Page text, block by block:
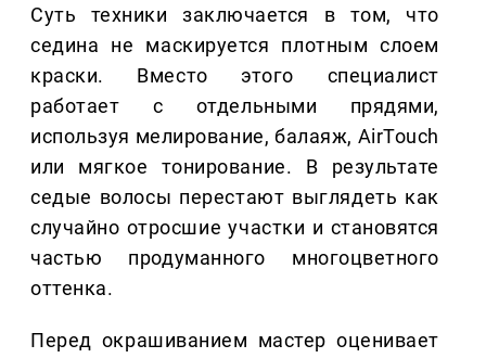
Суть техники заключается в том, что
седина не маскируется плотным слоем
краски. Вместо этого специалист
работает с отдельными прядями,
используя мелирование, балаяж, AirTouch
или мягкое тонирование. В результате
седые волосы перестают выглядеть как
случайно отросшие участки и становятся
частью продуманного многоцветного
оттенка.
Перед окрашиванием мастер оценивает